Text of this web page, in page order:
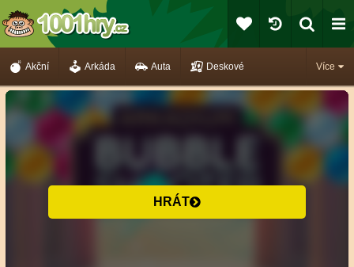
Více
Akční Arkáda Auta Deskové
HRÁT